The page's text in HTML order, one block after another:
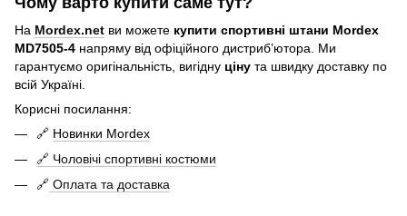
На Mordex.net ви можете купити спортивні штани Mordex
MD7505-4 напряму від офіційного дистриб’ютора. Ми
гарантуємо оригінальність, вигідну ціну та швидку доставку по
всій Україні.
Корисні посилання:
🔗 Новинки Mordex
🔗 Чоловічі спортивні костюми
🔗 Оплата та доставка